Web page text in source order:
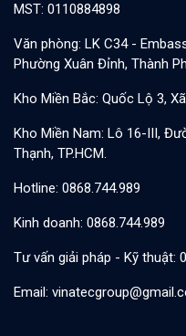
MST: 0110884898
Văn phòng: LK C34 -
Phường Xuân Đỉnh, Thành
Kho Miền Bắc: Quốc Lộ 3,
Kho Miền Nam: Lô 16-III,
Thạnh, TP.HCM.
Hotline: 0868.744.989
Kinh doanh: 0868.744.989
Tư vấn giải pháp - Kỹ thuật:
Email: